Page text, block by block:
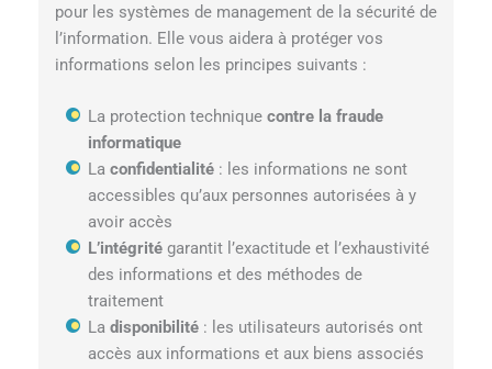
pour les systèmes de management de la sécurité de
l’information. Elle vous aidera à protéger vos
informations selon les principes suivants :
La protection techniquecontre la fraude
informatique
La confidentialité : les informations ne sont
accessibles qu’aux personnes autorisées à y
avoir accès
L’intégrité garantit l’exactitude et l’exhaustivité
des informations et des méthodes de
traitement
La disponibilité : les utilisateurs autorisés ont
accès aux informations et aux biens associés